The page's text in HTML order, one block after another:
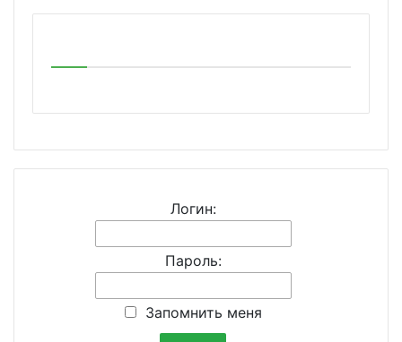
Логин:
Пароль:
Запомнить меня